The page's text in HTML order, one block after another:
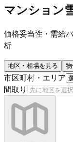
マンション
価格妥当性・需給
析
地区・相場を見る
市区町村・エリア
間取り